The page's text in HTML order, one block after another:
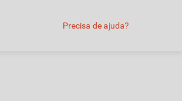
Precisa de ajuda?